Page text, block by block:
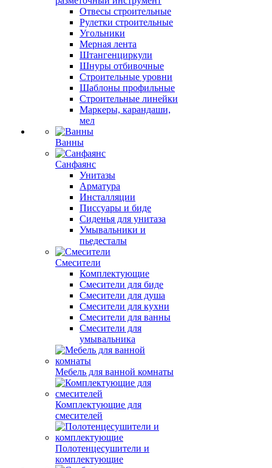
Отвесы строительные
Рулетки строительные
Угольники
Мерная лента
Штангенциркули
Шнуры отбивочные
Строительные уровни
Шаблоны профильные
Строительные линейки
Маркеры, карандаши,
мел
Ванны
Санфаянс
Унитазы
Арматура
Инсталляции
Писсуары и биде
Сиденья для унитаза
Умывальники и
пьедесталы
Смесители
Комплектующие
Смесители для биде
Смесители для душа
Смесители для кухни
Смесители для ванны
Смесители для
умывальника
Мебель для ванной комнаты
Комплектующие для
смесителей
Полотенцесушители и
комплектующие